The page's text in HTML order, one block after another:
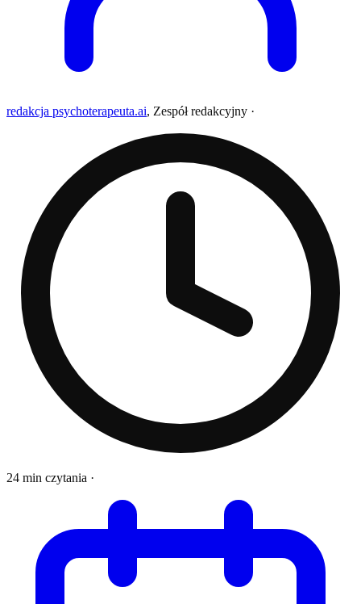
redakcja psychoterapeuta.ai, Zespół redakcyjny ·
24 min czytania ·